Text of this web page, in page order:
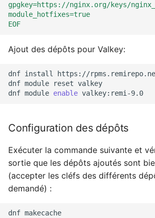
gpgkey=https://nginx.org/keys/
module_hotfixes=true
EOF
Ajout des dépôts pour Valkey:
dnf install
https://
dnf module reset valkey
dnf module enable
Configuration des dépôts
Exécuter la commande suivante et
sortie que les dépôts ajoutés sont
(accepter les cléfs des différents
demandé) :
dnf